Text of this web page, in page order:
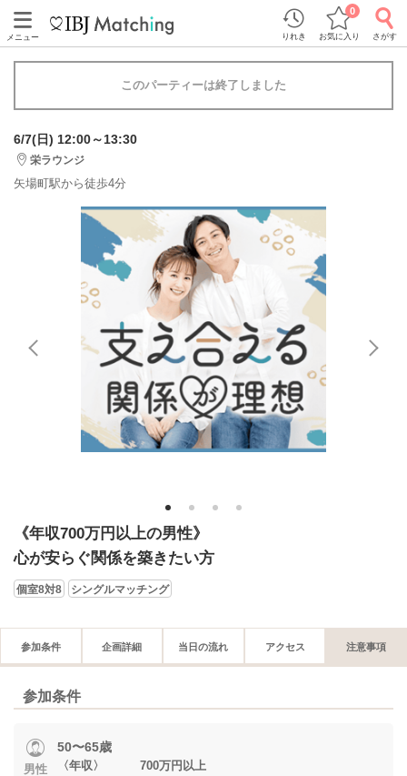
メニュー りれき お気に入り
0
さがす
このパーティーは終了しました
6/7(日) 12:00～13:30
栄ラウンジ
矢場町駅から徒歩4分
1 2 3 4
《年収700万円以上の男性》
心が安らぐ関係を築きたい方
個室8対8 シングルマッチング
参加条件 企画詳細 当日の流れ アクセス 注意事項
参加条件
男性
50〜65歳
〈年収〉 700万円以上